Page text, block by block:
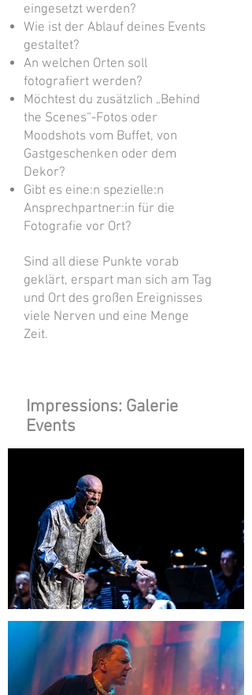
eingesetzt werden?
Wie ist der Ablauf deines Events
gestaltet?
An welchen Orten soll
fotografiert werden?
Möchtest du zusätzlich „Behind
the Scenes“-Fotos oder
Moodshots vom Buffet, von
Gastgeschenken oder dem
Dekor?
Gibt es eine:n spezielle:n
Ansprechpartner:in für die
Fotografie vor Ort?
Sind all diese Punkte vorab
geklärt, erspart man sich am Tag
und Ort des großen Ereignisses
viele Nerven und eine Menge
Zeit.
Impressions: Galerie
Events